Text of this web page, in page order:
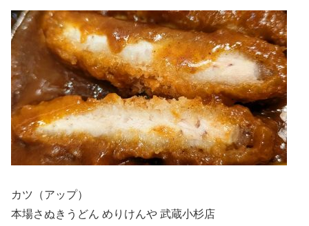
カツ（アップ）
本場さぬきうどん めりけんや 武蔵小杉店